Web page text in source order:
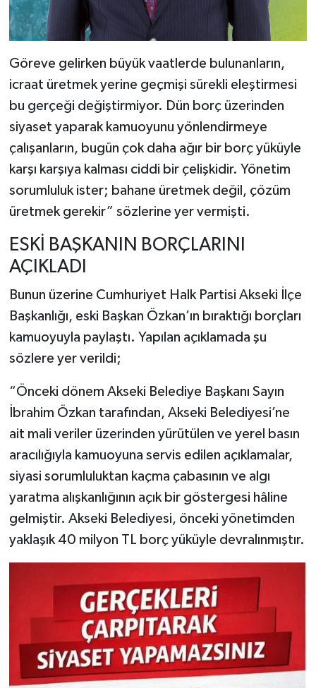
Göreve gelirken büyük vaatlerde bulunanların,
icraat üretmek yerine geçmişi sürekli eleştirmesi
bu gerçeği değiştirmiyor. Dün borç üzerinden
siyaset yaparak kamuoyunu yönlendirmeye
çalışanların, bugün çok daha ağır bir borç yüküyle
karşı karşıya kalması ciddi bir çelişkidir. Yönetim
sorumluluk ister; bahane üretmek değil, çözüm
üretmek gerekir” sözlerine yer vermişti.
ESKİ BAŞKANIN BORÇLARINI
AÇIKLADI
Bunun üzerine Cumhuriyet Halk Partisi Akseki İlçe
Başkanlığı, eski Başkan Özkan’ın bıraktığı borçları
kamuoyuyla paylaştı. Yapılan açıklamada şu
sözlere yer verildi;
“Önceki dönem Akseki Belediye Başkanı Sayın
İbrahim Özkan tarafından, Akseki Belediyesi’ne
ait mali veriler üzerinden yürütülen ve yerel basın
aracılığıyla kamuoyuna servis edilen açıklamalar,
siyasi sorumluluktan kaçma çabasının ve algı
yaratma alışkanlığının açık bir göstergesi hâline
gelmiştir. Akseki Belediyesi, önceki yönetimden
yaklaşık 40 milyon TL borç yüküyle devralınmıştır.